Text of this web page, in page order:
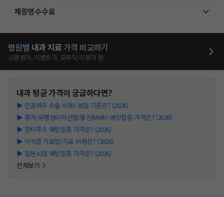
제증명수수료
병원별 내과 치료가격 비교하기
심평원가, 이벤트가, 모두닥 리뷰가 등
내과평균 가격이 궁금하다면?
▶ 인공와우 수술 비용/ 보험 기준은? (2026)
▶ 홍역/유행성이하선염/풍진(MMR) 예방접종 가격은? (2026)
▶ 장티푸스 예방접종 가격은? (2026)
▶ 이석증 치료법/치료 비용은? (2026)
▶ 일본뇌염 예방접종 가격은? (2026)
전체보기